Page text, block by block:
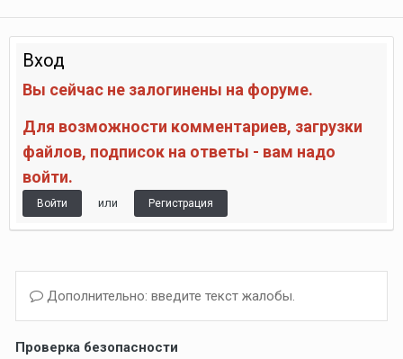
Вход
Вы сейчас не залогинены на форуме.
Для возможности комментариев, загрузки
файлов, подписок на ответы - вам надо
войти.
Войти или Регистрация
Дополнительно: введите текст жалобы.
Проверка безопасности